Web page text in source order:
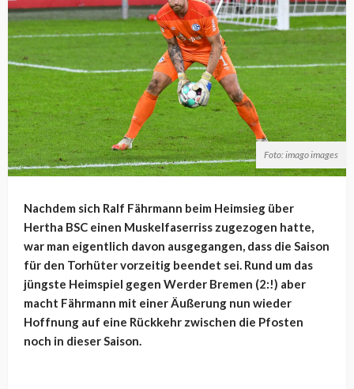
Foto: imago images
Nachdem sich Ralf Fährmann beim Heimsieg über
Hertha BSC einen Muskelfaserriss zugezogen hatte,
war man eigentlich davon ausgegangen, dass die Saison
für den Torhüter vorzeitig beendet sei. Rund um das
jüngste Heimspiel gegen Werder Bremen (2:!) aber
macht Fährmann mit einer Äußerung nun wieder
Hoffnung auf eine Rückkehr zwischen die Pfosten
noch in dieser Saison.